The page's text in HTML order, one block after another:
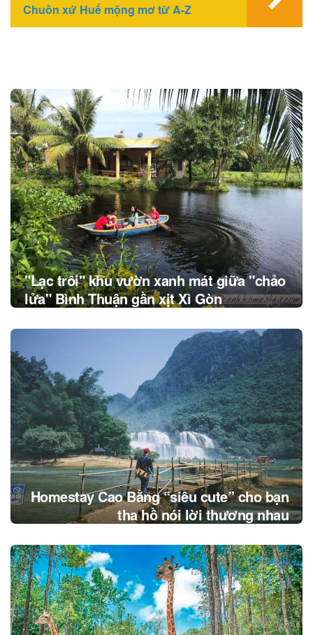
Chuồn xứ Huế mộng mơ từ A-Z
Post
navigation
"Lạc trôi" khu vườn xanh mát giữa "chảo
lửa" Bình Thuận gần xịt Xì Gòn
Homestay Cao Bằng “siêu cute” cho bạn
tha hồ nói lời thương nhau